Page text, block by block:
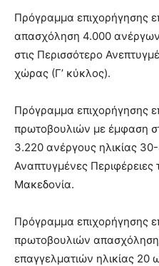
Πρόγραμμα επιχορήγησης
απασχόληση 4.000
στις Περισσότερο
χώρας (Γ’ κύκλος).
Πρόγραμμα επιχορήγησης
πρωτοβουλιών με έμφαση
3.220 ανέργους ηλικίας
Αναπτυγμένες Περιφέρειες
Μακεδονία.
Πρόγραμμα επιχορήγησης
πρωτοβουλιών
επαγγελματιών ηλικίας